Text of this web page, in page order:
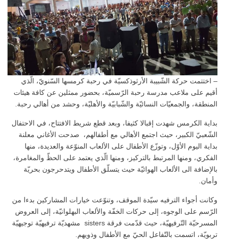
– اختتمت حركة الشّبيبة الأرثوذكسيّة في رحبة كرمسها السّنويّ، الّذي
أقيم على ملاعب مدرسة رحبة الرّسميّة، بحضور ممثلين عن كافة هيئات
المنطقة، والجمعيّات النسائيّة والشّبابيّة والأهليّة، وحشد من أهالي رحبة.
بداية الكرمس شهدت إقبالا كثيفا، وبعد قطع شريط الافتتاح، في الاحتفال
الشّعبيّ الكبير، حيث اجتمع الأهالي مع أطفالهم، صدحت الأغاني معلنة
بداية اليوم الأوّل، وتوزّع الأطفال على الألعاب المنوّعة والعديدة، منها
الفكري، ومنها المرتبط بالتركيز، ومنها الّذي يعتمد على الحظّ والمغامرة،
بالإضافة الى الألعاب الهوائيّة حيث يتسلّق الأطفال ويتدحرجون بحريّة
وأمان.
وكانت أجواء الترفيه سيّدة الموقف، وتنوّعت خيارات المشاركين بدءا من
الرّسم على الوجوه، إلى حركات الخفّة والألعاب البهلوانيّة، إلى العروض
المسرحيّة التّرفيهيّة، حيث قدّمت فرقة sisters مشهديّة ترفيهيّة توجيهيّة
تربويّة، اتسمت بالتّفاعل الحيّ مع الأطفال وذويهم.